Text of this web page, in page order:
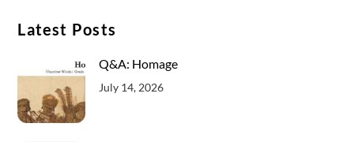
Latest Posts
Q&A: Homage
July 14, 2026